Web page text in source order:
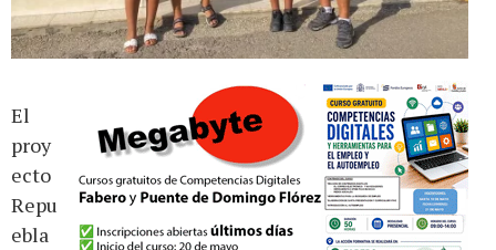
El
proy
ecto
Repu
ebla